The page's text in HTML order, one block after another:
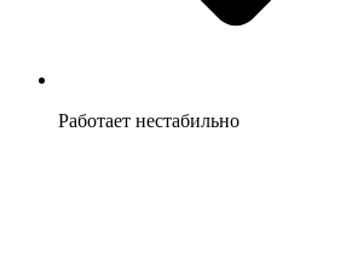
Работает нестабильно